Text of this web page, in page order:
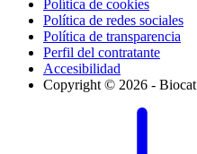
Política de cookies
Política de redes sociales
Política de transparencia
Perfil del contratante
Accesibilidad
Copyright © 2026 - Biocat